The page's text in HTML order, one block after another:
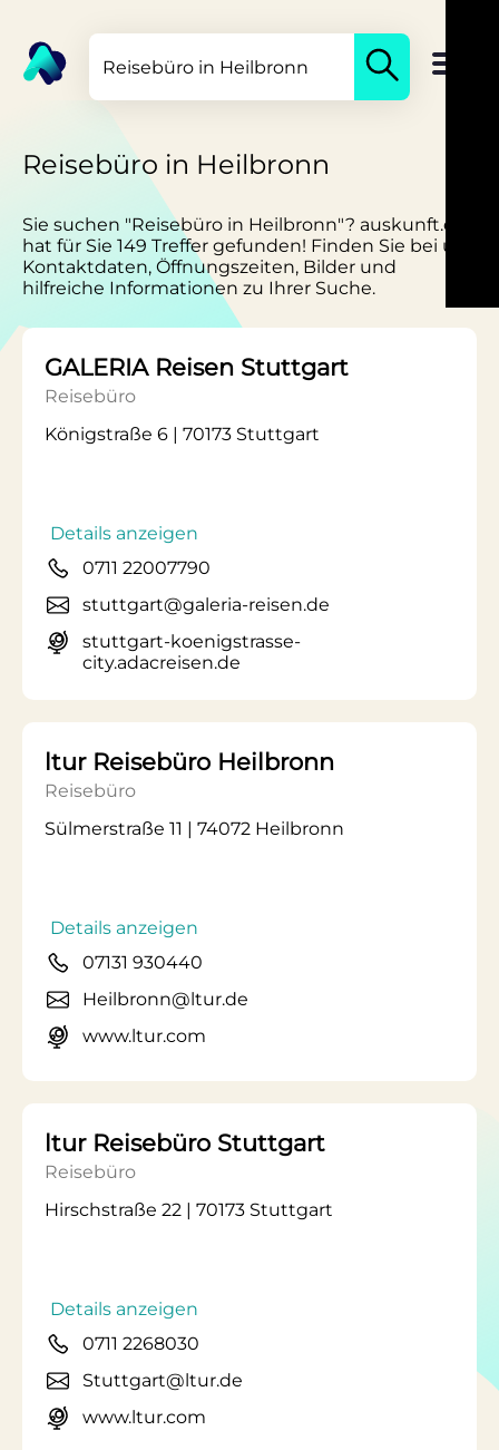
Reisebüro in Heilbronn
Sie suchen "Reisebüro in Heilbronn"? auskunft.de
hat für Sie 149 Treffer gefunden! Finden Sie bei uns
Kontaktdaten, Öffnungszeiten, Bilder und
hilfreiche Informationen zu Ihrer Suche.
GALERIA Reisen Stuttgart
Reisebüro
Königstraße 6 | 70173 Stuttgart
Details anzeigen
0711 22007790
stuttgart@galeria-reisen.de
stuttgart-koenigstrasse-
city.adacreisen.de
ltur Reisebüro Heilbronn
Reisebüro
Sülmerstraße 11 | 74072 Heilbronn
Details anzeigen
07131 930440
Heilbronn@ltur.de
www.ltur.com
ltur Reisebüro Stuttgart
Reisebüro
Hirschstraße 22 | 70173 Stuttgart
Details anzeigen
0711 2268030
Stuttgart@ltur.de
www.ltur.com